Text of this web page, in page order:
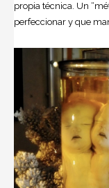
propia técnica. Un
perfeccionar y que